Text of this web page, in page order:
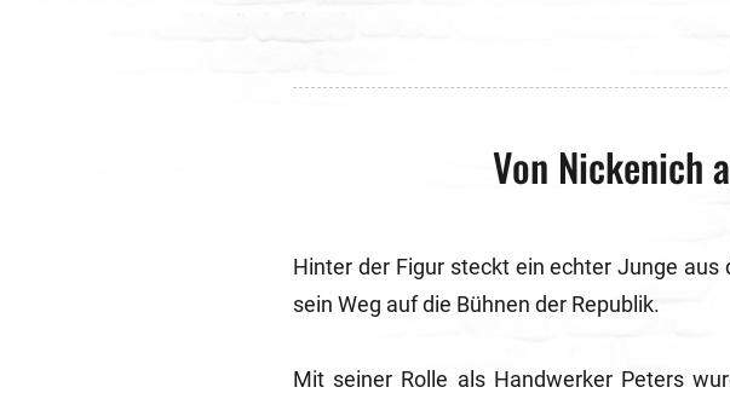
Von Nickenich
Hinter der Figur steckt ein echter Junge aus
sein Weg auf die Bühnen der Republik.
Mit seiner Rolle als Handwerker Peters